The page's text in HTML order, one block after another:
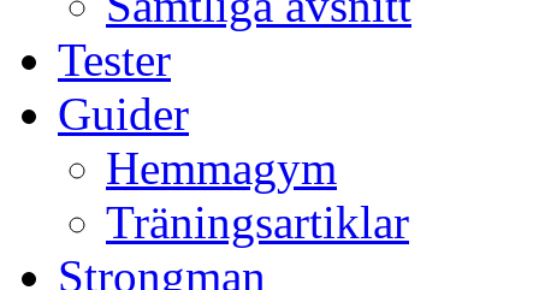
Tester
Guider
Hemmagym
Träningsartiklar
Strongman